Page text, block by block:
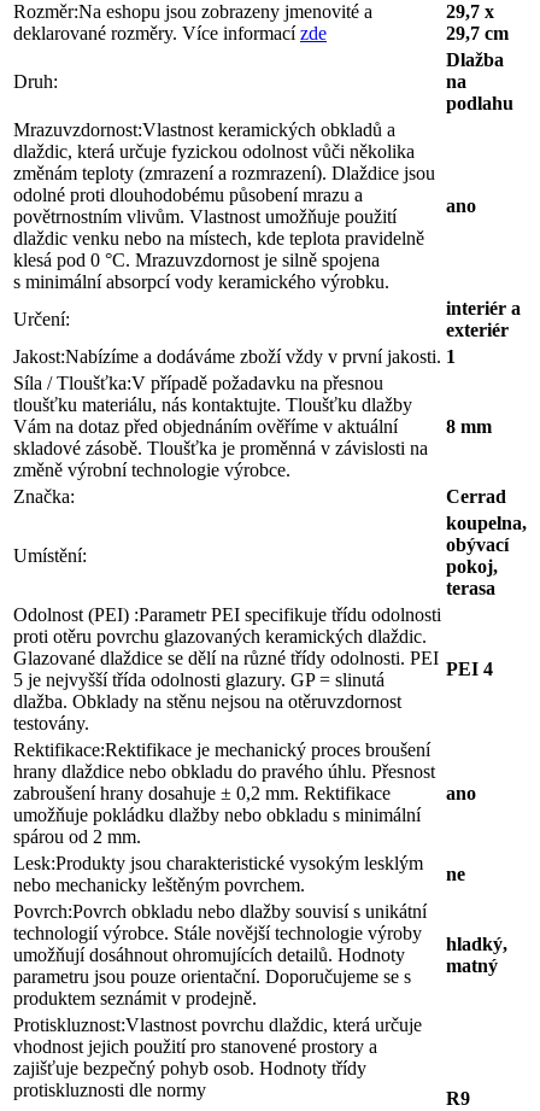
Rozměr:Na eshopu jsou zobrazeny jmenovité a
deklarované rozměry. Více informacízde
29,7 x
29,7 cm
Druh:
Dlažba
na
podlahu
Mrazuvzdornost:Vlastnost keramických obkladů a
dlaždic, která určuje fyzickou odolnost vůči několika
změnám teploty (zmrazení a rozmrazení). Dlaždice jsou
odolné proti dlouhodobému působení mrazu a
povětrnostním vlivům. Vlastnost umožňuje použití
dlaždic venku nebo na místech, kde teplota pravidelně
klesá pod 0 °C. Mrazuvzdornost je silně spojena
s minimální absorpcí vody keramického výrobku.
ano
Určení:
interiér a
exteriér
Jakost:Nabízíme a dodáváme zboží vždy v první jakosti. 1
Síla / Tloušťka:V případě požadavku na přesnou
tloušťku materiálu, nás kontaktujte. Tloušťku dlažby
Vám na dotaz před objednáním ověříme v aktuální
skladové zásobě. Tloušťka je proměnná v závislosti na
změně výrobní technologie výrobce.
8 mm
Značka: Cerrad
Umístění:
koupelna,
obývací
pokoj,
terasa
Odolnost (PEI) :Parametr PEI specifikuje třídu odolnosti
proti otěru povrchu glazovaných keramických dlaždic.
Glazované dlaždice se dělí na různé třídy odolnosti. PEI
5 je nejvyšší třída odolnosti glazury. GP = slinutá
dlažba. Obklady na stěnu nejsou na otěruvzdornost
testovány.
PEI 4
Rektifikace:Rektifikace je mechanický proces broušení
hrany dlaždice nebo obkladu do pravého úhlu. Přesnost
zabroušení hrany dosahuje ± 0,2 mm. Rektifikace
umožňuje pokládku dlažby nebo obkladu s minimální
spárou od 2 mm.
ano
Lesk:Produkty jsou charakteristické vysokým lesklým
nebo mechanicky leštěným povrchem.
ne
Povrch:Povrch obkladu nebo dlažby souvisí s unikátní
technologií výrobce. Stále novější technologie výroby
umožňují dosáhnout ohromujících detailů. Hodnoty
parametru jsou pouze orientační. Doporučujeme se s
produktem seznámit v prodejně.
hladký,
matný
Protiskluznost:Vlastnost povrchu dlaždic, která určuje
vhodnost jejich použití pro stanovené prostory a
zajišťuje bezpečný pohyb osob. Hodnoty třídy
protiskluznosti dle normy
R9